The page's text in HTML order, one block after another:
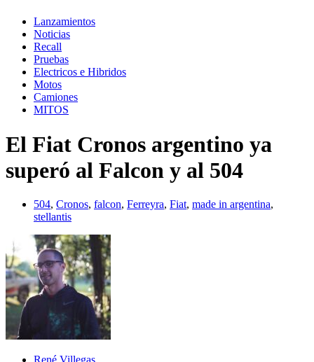
Lanzamientos
Noticias
Recall
Pruebas
Electricos e Hibridos
Motos
Camiones
MITOS
El Fiat Cronos argentino ya
superó al Falcon y al 504
504, Cronos, falcon, Ferreyra, Fiat, made in argentina,
stellantis